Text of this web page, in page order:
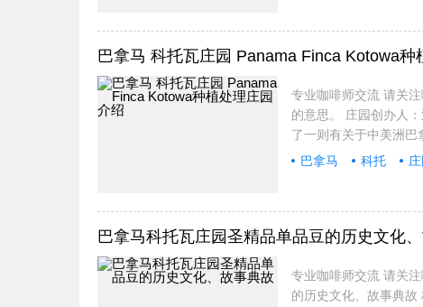
巴拿马 科托瓦庄园 Panama Finca Kotowa种
专业咖啡师交流 请关
的意思。 庄园创办人
了一则有关于中美洲
巴拿马 科托
巴拿马科托瓦庄园圣精品单品豆的历史文化
专业咖啡师交流 请关
的历史文化、故事典